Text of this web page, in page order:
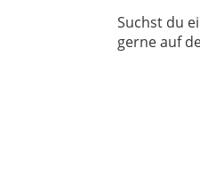
Suchst du
gerne auf